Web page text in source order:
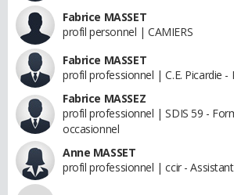
Fabrice MASSET
profil personnel | CAMIERS
Fabrice MASSET
profil professionnel | C.E. Picardie -
Fabrice MASSEZ
profil professionnel | SDIS 59 -
occasionnel
Anne MASSET
profil professionnel | ccir -